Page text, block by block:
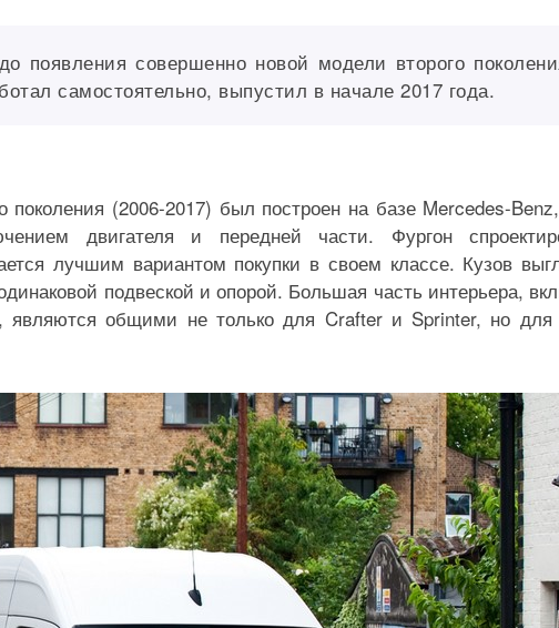
появления совершенно новой модели второго
самостоятельно, выпустил в начале 2017 года.
(2006-2017) был построен на базе Mercedes-
двигателя и передней части. Фургон
лучшим вариантом покупки в своем классе. Кузов
подвеской и опорой. Большая часть интерьера,
являются общими не только для Crafter и Sprinter, но